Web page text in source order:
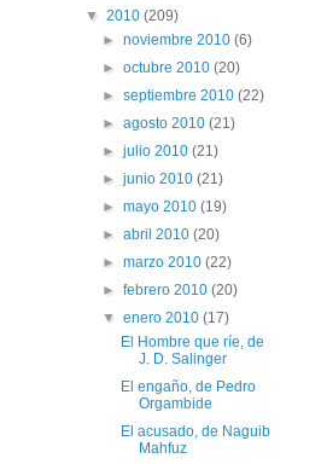
▼ 2010 (209)
►noviembre 2010(6)
►octubre 2010(20)
►septiembre 2010(22)
►agosto 2010(21)
►julio 2010(21)
►junio 2010(21)
►mayo 2010(19)
►abril 2010(20)
►marzo 2010(22)
►febrero 2010(20)
▼enero 2010(17)
El Hombre que ríe, de
J. D. Salinger
El engaño, de Pedro
Orgambide
El acusado, de Naguib
Mahfuz